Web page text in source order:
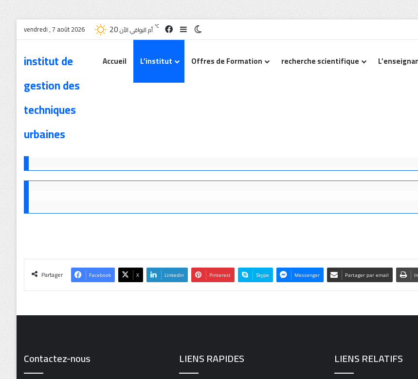
vendredi , 7 août 2026 أم البواقي الأن20 ℃
institut de
gestion des
techniques
urbaines
Accueil L’institut Offres de Formation recherche scientifique
Partager Facebook X Linkedin Pinterest Skype Messenger Partager par email
Contactez-nous LIENS RAPIDES LIENS RELATIFS